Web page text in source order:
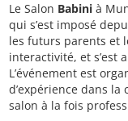
Le Salon Babinià
qui s’est imposé
les futurs parents et
interactivité, et s’est
L’événement est
d’expérience dans
salon à la fois